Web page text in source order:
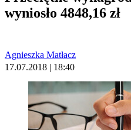
wyniosło 4848,16 zł
Agnieszka Matłacz
17.07.2018 | 18:40